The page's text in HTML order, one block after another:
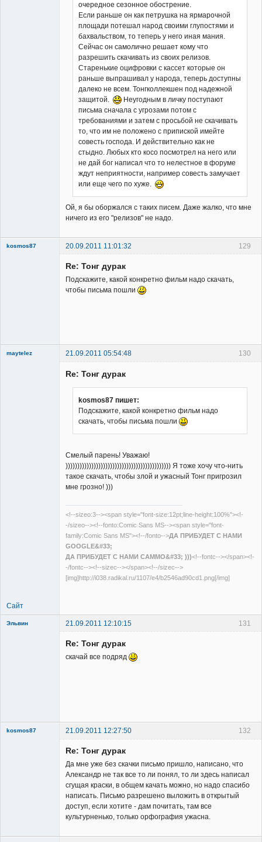
очередное сезонное обострение.
Если раньше он как петрушка на ярмарочной
площади потешал народ своими глупостями и
бахвальством, то теперь у него иная мания.
Сейчас он самолично решает кому что
разрешить скачивать из своих релизов.
Старенькие оцифровки с кассет которые он
раньше выпрашивал у народа, теперь доступны
далеко не всем. Тонгколлекшен под надежной
защитой.
Неугодным в личку поступают
письма cначала с угрозами потом с
требованиями и затем с просьбой не скачивать
то, что им не положено с припиской имейте
совесть господа. И действительно как не
стыдно. Любых кто косо посмотрел на него или
не дай бог написал что то нелестное в форуме
ждут неприятности, например совесть замучает
или еще чего по хуже.
Ой, я бы оборжался с таких писем. Даже жалко, что мне
ничего из его "релизов" не надо.
129
kosmos87 20.09.2011 11:01:32
Re: Тонг дурак
Подскажите, какой конкретно фильм надо скачать,
чтобы письма пошли
130
maytelez 21.09.2011 05:54:48
Re: Тонг дурак
kosmos87 пишет:
Подскажите, какой конкретно фильм надо
скачать, чтобы письма пошли
Смелый парень! Уважаю!
))))))))))))))))))))))))))))))))))))))))))))) Я тоже хочу что-нить
такое скачать, чтобы злой и ужасный Тонг пригрозил
мне грозно! )))
<!--sizeo:3--><span style="font-size:12pt;line-height:100%"><!-
-/sizeo--><!--fonto:Comic Sans MS--><span style="font-
family:Comic Sans MS"><!--/fonto-->ДА ПРИБУДЕТ С НАМИ
GOOGLE&#33;
ДА ПРИБУДЕТ С НАМИ САММО&#33; )))<!--fontc--></span><!-
-/fontc--><!--sizec--></span><!--/sizec-->
[img]http://i038.radikal.ru/1107/e4/b2546ad90cd1.png[/img]
Сайт
131
Эльвин 21.09.2011 12:10:15
Re: Тонг дурак
скачай все подряд
132
kosmos87 21.09.2011 12:27:50
Re: Тонг дурак
Да мне уже без скачки письмо пришло, написано, что
Александр не так все то ли понял, то ли здесь написал
сгущая краски, в общем качать можно, но надо спасибо
написать. Письмо разрешено выложить в открытый
доступ, если хотите - дам почитать, там все
культурненько, только орфография ужасна.